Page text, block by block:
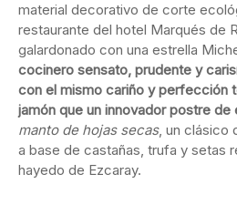
material decorativo de corte
restaurante del hotel Marqués de
galardonado con una estrella
cocinero sensato, prudente y
con el mismo cariño y perfección
jamón que un innovador postre de
manto de hojas secas, un clásico
a base de castañas, trufa y setas
hayedo de Ezcaray.